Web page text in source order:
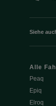
Siehe
Alle
Peaq
Epiq
Elroq